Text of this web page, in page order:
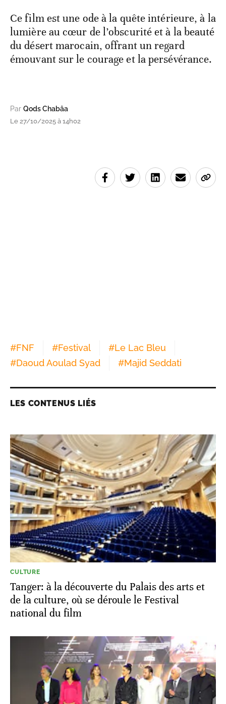
Ce film est une ode à la quête intérieure, à la
lumière au cœur de l’obscurité et à la beauté
du désert marocain, offrant un regard
émouvant sur le courage et la persévérance.
Par Qods Chabâa
Le 27/10/2025 à 14h02
#FNF #Festival #Le Lac Bleu
#Daoud Aoulad Syad #Majid Seddati
LES CONTENUS LIÉS
CULTURE
Tanger: à la découverte du Palais des arts et
de la culture, où se déroule le Festival
national du film